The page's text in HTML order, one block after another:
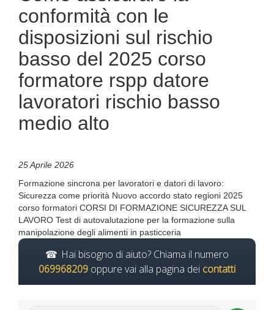
conformità con le
disposizioni sul rischio
basso del 2025 corso
formatore rspp datore
lavoratori rischio basso
medio alto
25 Aprile 2026
Formazione sincrona per lavoratori e datori di lavoro:
Sicurezza come priorità Nuovo accordo stato regioni 2025
corso formatori CORSI DI FORMAZIONE SICUREZZA SUL
LAVORO Test di autovalutazione per la formazione sulla
manipolazione degli alimenti in pasticceria
Hai bisogno di aiuto? Chiama il numero
069968209 oppure vai alla pagina dei contatti